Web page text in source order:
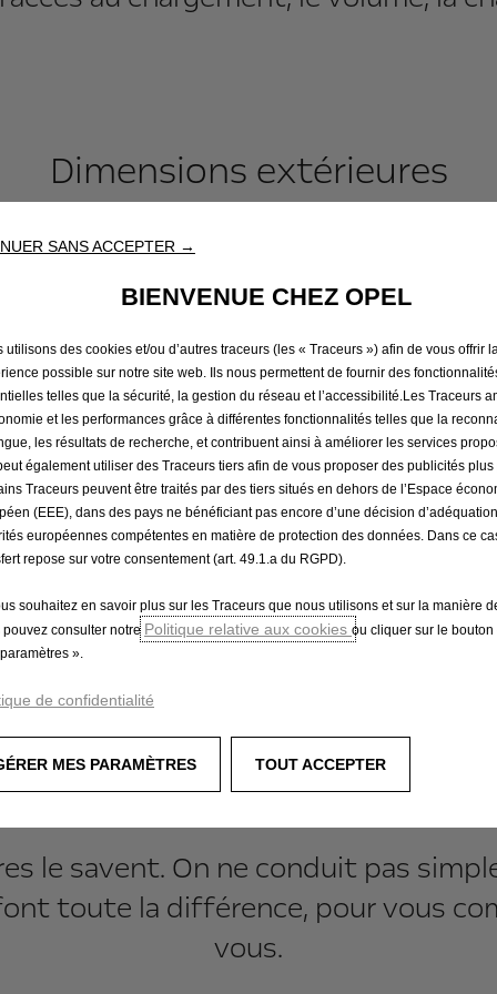
Dimensions extérieures
Notre best-seller est la version XL
volumes, poids et
d’espace avec
encore plus d'espace, ainsi que l'avantage
au travail, simple à
le savent. On ne conduit pas
toute la différence, pour vous
vous.
SANS ACCEPTER →
BIENVENUE CHEZ OPEL
utilisons des cookies et/ou d’autres traceurs (les « Traceurs ») afin de vous offrir
possible sur notre site web. Ils nous permettent de fournir des
telles que la sécurité, la gestion du réseau et l’accessibilité.Les Traceurs
et les performances grâce à différentes fonctionnalités telles que la
les résultats de recherche, et contribuent ainsi à améliorer les services
également utiliser des Traceurs tiers afin de vous proposer des publicités
Traceurs peuvent être traités par des tiers situés en dehors de l’Espace
(EEE), dans des pays ne bénéficiant pas encore d’une décision
européennes compétentes en matière de protection des données. Dans ce
repose sur votre consentement (art. 49.1.a du RGPD).
souhaitez en savoir plus sur les Traceurs que nous utilisons et sur la manière
pouvez consulter notre Politique relative aux cookies ou cliquer sur le bouton
».
de confidentialité
GÉRER MES PARAMÈTRES TOUT ACCEPTER